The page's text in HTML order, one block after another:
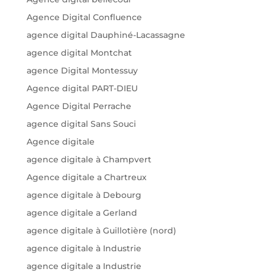
Agence Digital Confluence
agence digital Dauphiné-Lacassagne
agence digital Montchat
agence Digital Montessuy
Agence digital PART-DIEU
Agence Digital Perrache
agence digital Sans Souci
Agence digitale
agence digitale à Champvert
Agence digitale a Chartreux
agence digitale à Debourg
agence digitale a Gerland
agence digitale à Guillotière (nord)
agence digitale à Industrie
agence digitale a Industrie